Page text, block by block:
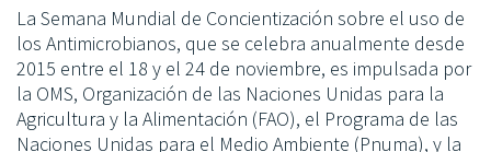
La Semana Mundial de Concientización sobre el uso de
los Antimicrobianos, que se celebra anualmente desde
2015 entre el 18 y el 24 de noviembre, es impulsada por
la OMS, Organización de las Naciones Unidas para la
Agricultura y la Alimentación (FAO), el Programa de las
Naciones Unidas para el Medio Ambiente (Pnuma), y la